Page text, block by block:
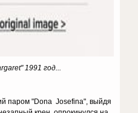
1991 год...
паром "Dona Josefina", выйдя